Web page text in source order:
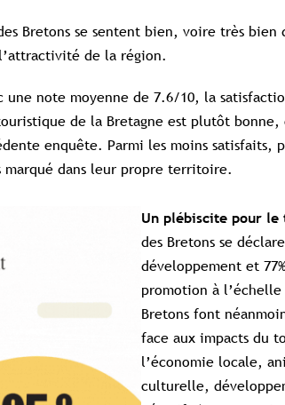
Bretons se sentent bien, voire très
de la région.
note moyenne de 7.6/10, la
de la Bretagne est plutôt
enquête. Parmi les moins satisfaits,
dans leur propre territoire.
Un plébiscite pour
des Bretons se
développement et
promotion à
Bretons font
face aux impacts du
l’économie locale,
culturelle,